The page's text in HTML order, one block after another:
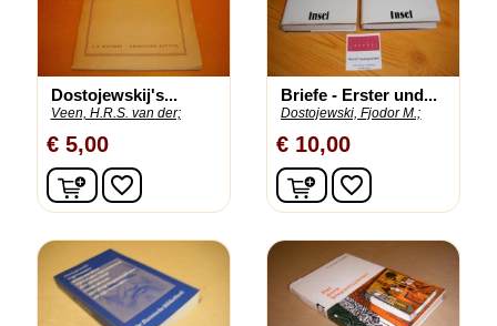
Dostojewskij's...
Veen, H.R.S. van der;
€ 5,00
In winkelwagen
favorite_border
Briefe - Erster und...
Dostojewski, Fjodor M.;
€ 10,00
In winkelwagen
favorite_border